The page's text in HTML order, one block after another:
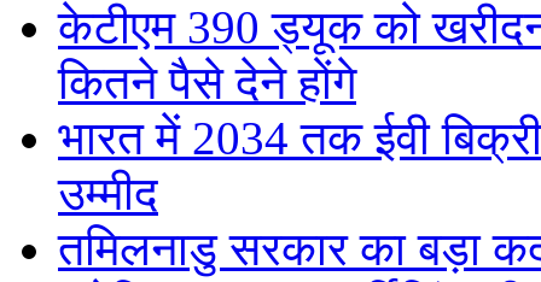
केटीएम 390 ड्यूक को
कितने पैसे देने होंगे
भारत में 2034 तक ईवी
उम्मीद
तमिलनाडु सरकार का बड़ा